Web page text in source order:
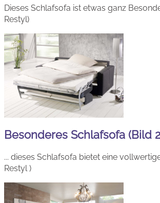
Dieses Schlafsofa ist etwas ganz
Restyl)
Besonderes Schlafsofa (Bild
... dieses Schlafsofa bietet eine
Restyl )